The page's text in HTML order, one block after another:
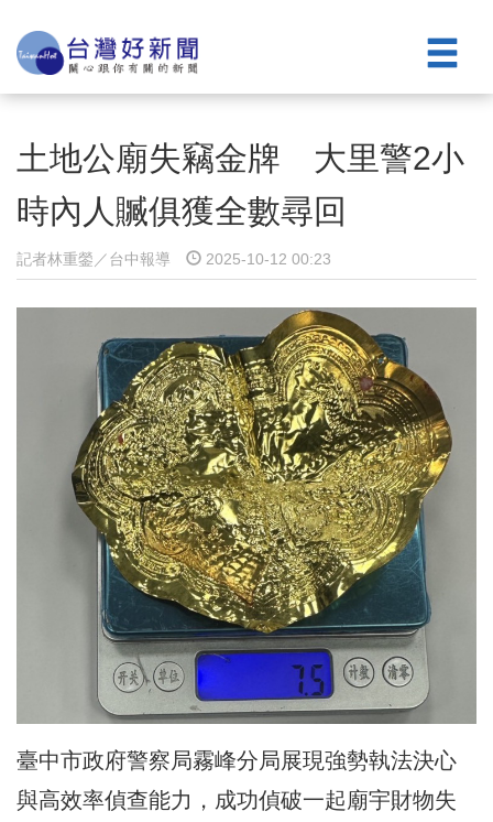
土地公廟失竊金牌 大里警2小
時內人贓俱獲全數尋回
記者林重鎣／台中報導 2025-10-12 00:23
臺中市政府警察局霧峰分局展現強勢執法決心
與高效率偵查能力， 成功偵破一起廟宇財物失